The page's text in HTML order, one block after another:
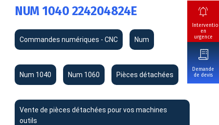
en
urgence
Demande
de devis
NUM 1040 224204824E
Commandes numériques - CNC Num
Num 1040 Num 1060 Pièces détachées
Vente de pièces détachées pour vos machines
outils